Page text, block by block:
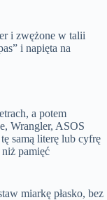
i zwężone w talii
i napięta na
a potem
Wrangler, ASOS
samą literę lub cyfrę
pamięć
miarkę płasko, bez